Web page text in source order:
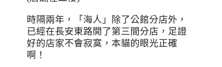
時隔兩年，「海人」除了公館分店外，
已經在長安東路開了第三間分店，足證
好的店家不會寂寞，本貓的眼光正確
啊！